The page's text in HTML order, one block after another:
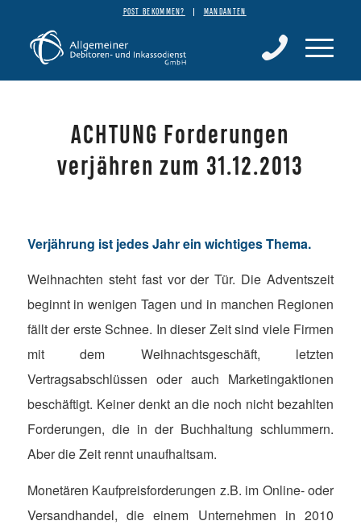
POST BEKOMMEN? MANDANTEN
ACHTUNG Forderungen
verjähren zum 31.12.2013
Verjährung ist jedes Jahr ein wichtiges Thema.
Weihnachten steht fast vor der Tür. Die Adventszeit
beginnt in wenigen Tagen und in manchen Regionen
fällt der erste Schnee. In dieser Zeit sind viele Firmen
mit dem Weihnachtsgeschäft, letzten
Vertragsabschlüssen oder auch Marketingaktionen
beschäftigt. Keiner denkt an die noch nicht bezahlten
Forderungen, die in der Buchhaltung schlummern.
Aber die Zeit rennt unaufhaltsam.
Monetären Kaufpreisforderungen z.B. im Online- oder
Versandhandel, die einem Unternehmen in 2010